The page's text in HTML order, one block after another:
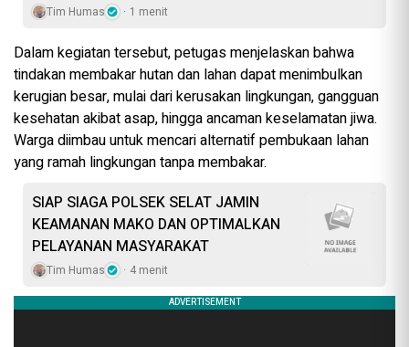
Tim Humas 1 menit
Dalam kegiatan tersebut, petugas menjelaskan bahwa
tindakan membakar hutan dan lahan dapat menimbulkan
kerugian besar, mulai dari kerusakan lingkungan, gangguan
kesehatan akibat asap, hingga ancaman keselamatan jiwa.
Warga diimbau untuk mencari alternatif pembukaan lahan
yang ramah lingkungan tanpa membakar.
SIAP SIAGA POLSEK SELAT JAMIN
KEAMANAN MAKO DAN OPTIMALKAN
PELAYANAN MASYARAKAT
Tim Humas 4 menit